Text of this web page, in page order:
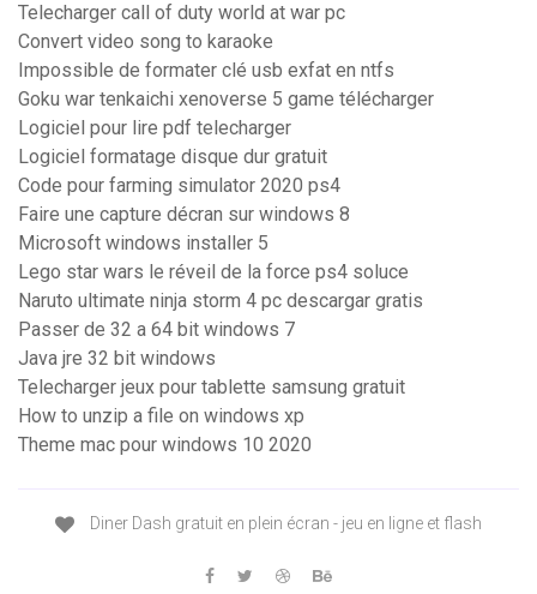
Telecharger call of duty world at war pc
Convert video song to karaoke
Impossible de formater clé usb exfat en ntfs
Goku war tenkaichi xenoverse 5 game télécharger
Logiciel pour lire pdf telecharger
Logiciel formatage disque dur gratuit
Code pour farming simulator 2020 ps4
Faire une capture décran sur windows 8
Microsoft windows installer 5
Lego star wars le réveil de la force ps4 soluce
Naruto ultimate ninja storm 4 pc descargar gratis
Passer de 32 a 64 bit windows 7
Java jre 32 bit windows
Telecharger jeux pour tablette samsung gratuit
How to unzip a file on windows xp
Theme mac pour windows 10 2020
Diner Dash gratuit en plein écran - jeu en ligne et flash